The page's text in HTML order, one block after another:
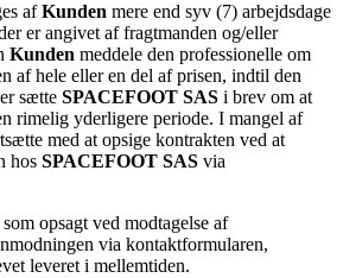
afKunden mere end syv (7) arbejdsdage
er angivet af fragtmanden og/eller
Kunden meddele den professionelle om
af hele eller en del af prisen, indtil den
sætte SPACEFOOT SAS i brev om at
rimelig yderligere periode. I mangel af
med at opsige kontrakten ved at
hos SPACEFOOT SAS via
opsagt ved modtagelse af
via kontaktformularen,
leveret i mellemtiden.